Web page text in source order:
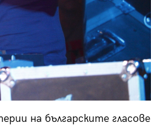
на българските гласове